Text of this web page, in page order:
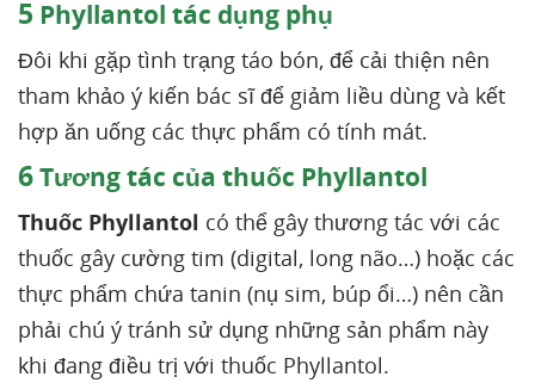
5 Phyllantol tác dụng phụ
Đôi khi gặp tình trạng táo bón, để cải thiện nên
tham khảo ý kiến bác sĩ để giảm liều dùng và kết
hợp ăn uống các thực phẩm có tính mát.
6Tương tác của thuốc Phyllantol
Thuốc Phyllantol có thể gây thương tác với các
thuốc gây cường tim (digital, long não…) hoặc các
thực phẩm chứa tanin (nụ sim, búp ổi…) nên cần
phải chú ý tránh sử dụng những sản phẩm này
khi đang điều trị với thuốc Phyllantol.